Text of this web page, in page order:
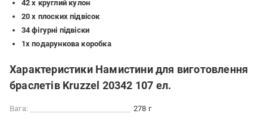
42 x круглий кулон
20 х плоских підвісок
34 фігурні підвіски
1x подарункова коробка
Характеристики Намистини для виготовлення
браслетів Kruzzel 20342 107 ел.
Вага: 278 г